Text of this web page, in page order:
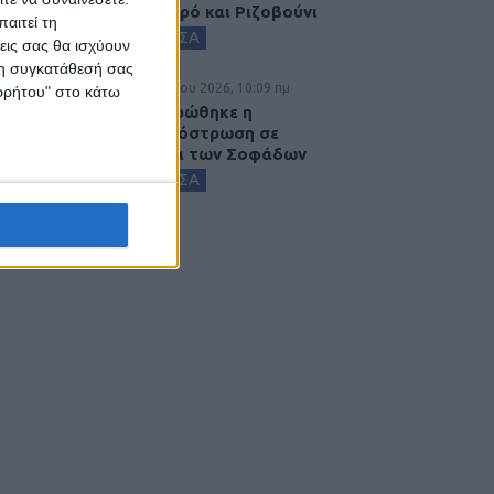
τη
σας θα ισχύουν
συγκατάθεσή σας
στο κάτω
Αγναντερό και Ριζοβούνι
ΚΑΡΔΙΤΣΑ
6 Αυγούστου 2026, 10:09 πμ
Ολοκληρώθηκε η
ασφαλτόστρωση σε
τμήματα των Σοφάδων
ΚΑΡΔΙΤΣΑ